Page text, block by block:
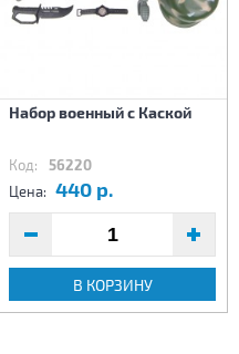
Набор военный с Каской
Код: 56220
Цена: 440 р.
В КОРЗИНУ